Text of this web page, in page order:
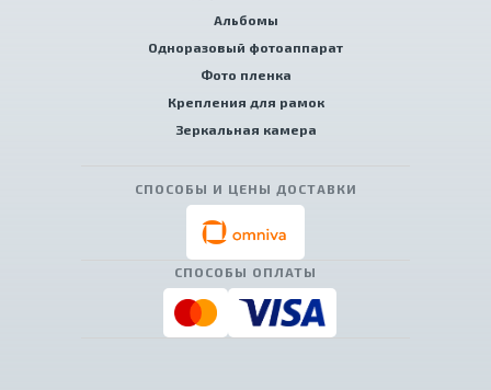
Альбомы
Одноразовый фотоаппарат
Фото пленка
Крепления для рамок
Зеркальная камера
СПОСОБЫ И ЦЕНЫ ДОСТАВКИ
СПОСОБЫ ОПЛАТЫ